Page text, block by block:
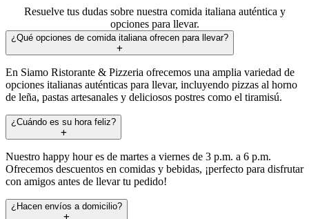
Resuelve tus dudas sobre nuestra comida italiana auténtica y
opciones para llevar.
¿Qué opciones de comida italiana ofrecen para llevar?
En Siamo Ristorante & Pizzeria ofrecemos una amplia variedad de
opciones italianas auténticas para llevar, incluyendo pizzas al horno
de leña, pastas artesanales y deliciosos postres como el tiramisú.
¿Cuándo es su hora feliz?
Nuestro happy hour es de martes a viernes de 3 p.m. a 6 p.m.
Ofrecemos descuentos en comidas y bebidas, ¡perfecto para disfrutar
con amigos antes de llevar tu pedido!
¿Hacen envíos a domicilio?